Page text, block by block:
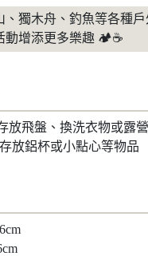
、獨木舟、釣魚等各種戶
動增添更多樂趣 🏕️☕
放飛盤、換洗衣物或露
放鋁杯或小點心等物品